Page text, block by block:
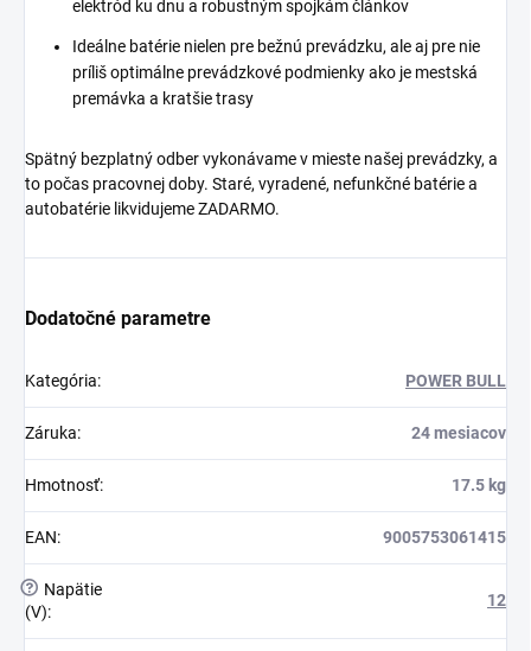
elektród ku dnu a robustným spojkám článkov
Ideálne batérie nielen pre bežnú prevádzku, ale aj pre nie
príliš optimálne prevádzkové podmienky ako je mestská
premávka a kratšie trasy
Spätný bezplatný odber vykonávame v mieste našej prevádzky, a
to počas pracovnej doby. Staré, vyradené, nefunkčné batérie a
autobatérie likvidujeme ZADARMO.
Dodatočné parametre
Kategória: POWER BULL
Záruka: 24 mesiacov
Hmotnosť: 17.5 kg
EAN: 9005753061415
?
Napätie
(V):
12